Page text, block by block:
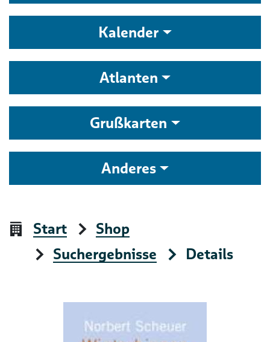
Kalender
Atlanten
Grußkarten
Anderes
Start
Shop
Suchergebnisse
Details